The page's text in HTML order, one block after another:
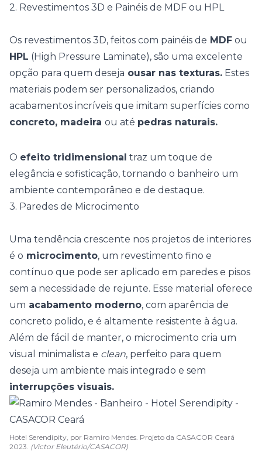
2. Revestimentos 3D e Painéis de MDF ou HPL
Os revestimentos 3D, feitos com painéis de MDF ou
HPL (High Pressure Laminate), são uma excelente
opção para quem deseja ousar nas texturas. Estes
materiais podem ser personalizados, criando
acabamentos incríveis que imitam superfícies como
concreto, madeira ou até pedras naturais.
O efeito tridimensional traz um toque de
elegância e sofisticação, tornando o banheiro um
ambiente contemporâneo e de destaque.
3. Paredes de Microcimento
Uma tendência crescente nos projetos de interiores
é o microcimento, um revestimento fino e
contínuo que pode ser aplicado em paredes e pisos
sem a necessidade de rejunte. Esse material oferece
um acabamento moderno, com aparência de
concreto polido, e é altamente resistente à água.
Além de fácil de manter, o microcimento cria um
visual minimalista e clean, perfeito para quem
deseja um ambiente mais integrado e sem
interrupções visuais.
Hotel Serendipity, por Ramiro Mendes. Projeto da CASACOR Ceará
2023. (Victor Eleutério/CASACOR)